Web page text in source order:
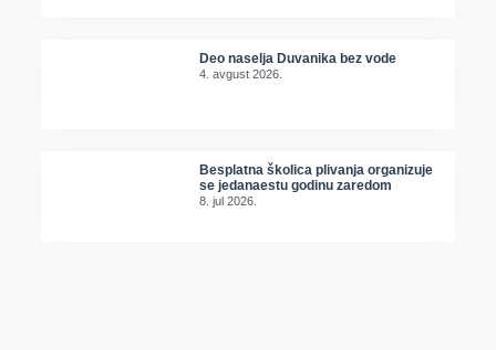
Deo naselja Duvanika bez vode
4. avgust 2026.
Besplatna školica plivanja organizuje
se jedanaestu godinu zaredom
8. jul 2026.